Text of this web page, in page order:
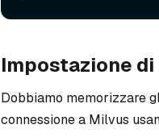
Impostazione
Dobbiamo memorizzare
connessione a Milvus